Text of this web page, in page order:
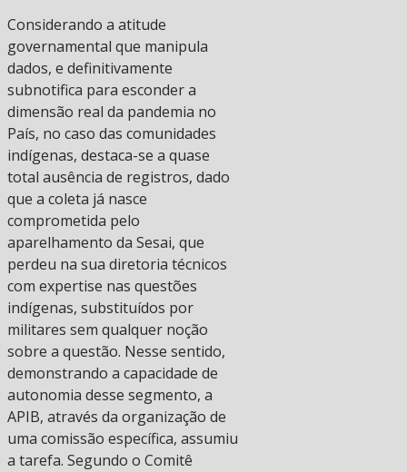
Considerando a atitude
governamental que manipula
dados, e definitivamente
subnotifica para esconder a
dimensão real da pandemia no
País, no caso das comunidades
indígenas, destaca-se a quase
total ausência de registros, dado
que a coleta já nasce
comprometida pelo
aparelhamento da Sesai, que
perdeu na sua diretoria técnicos
com expertise nas questões
indígenas, substituídos por
militares sem qualquer noção
sobre a questão. Nesse sentido,
demonstrando a capacidade de
autonomia desse segmento, a
APIB, através da organização de
uma comissão específica, assumiu
a tarefa. Segundo o Comitê